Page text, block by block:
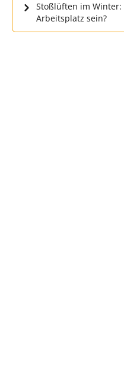
Stoßlüften im Winter:
Arbeitsplatz sein?